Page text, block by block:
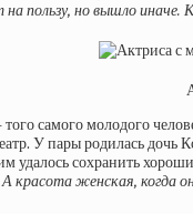
пользу, но вышло
самого молодого
У пары родилась дочь
удалось сохранить
женская, когда